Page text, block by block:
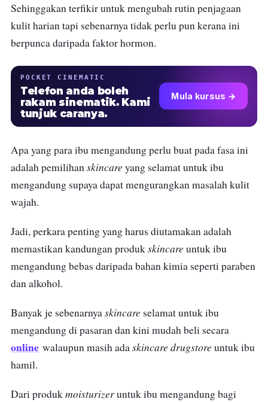
Sehinggakan terfikir untuk mengubah rutin penjagaan
kulit harian tapi sebenarnya tidak perlu pun kerana ini
berpunca daripada faktor hormon.
POCKET CINEMATIC
Telefon anda boleh
rakam sinematik. Kami
tunjuk caranya.
Mula kursus →
Apa yang para ibu mengandung perlu buat pada fasa ini
adalah pemilihanskincare yang selamat untuk ibu
mengandung supaya dapat mengurangkan masalah kulit
wajah.
Jadi, perkara penting yang harus diutamakan adalah
memastikan kandungan produkskincare untuk ibu
mengandungbebas daripada bahan kimia seperti paraben
dan alkohol.
Banyak je sebenarnyaskincare selamat untuk ibu
mengandung di pasaran dan kini mudah beli secara
online walaupun masih adaskincare drugstore untuk ibu
hamil.
Dari produkmoisturizeruntuk ibu mengandung bagi